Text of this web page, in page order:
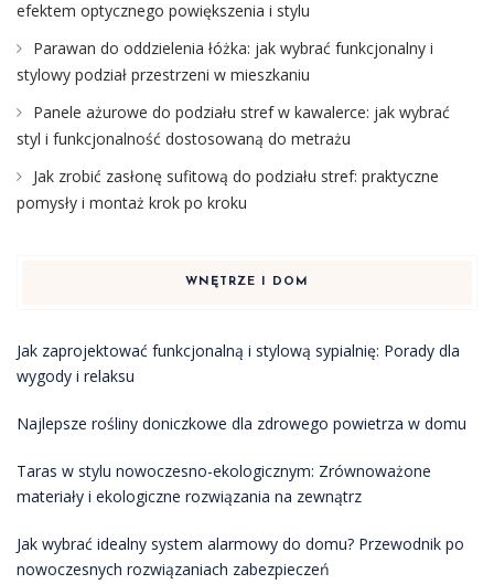
efektem optycznego powiększenia i stylu
Parawan do oddzielenia łóżka: jak wybrać funkcjonalny i
stylowy podział przestrzeni w mieszkaniu
Panele ażurowe do podziału stref w kawalerce: jak wybrać
styl i funkcjonalność dostosowaną do metrażu
Jak zrobić zasłonę sufitową do podziału stref: praktyczne
pomysły i montaż krok po kroku
WNĘTRZE I DOM
Jak zaprojektować funkcjonalną i stylową sypialnię: Porady dla
wygody i relaksu
Najlepsze rośliny doniczkowe dla zdrowego powietrza w domu
Taras w stylu nowoczesno-ekologicznym: Zrównoważone
materiały i ekologiczne rozwiązania na zewnątrz
Jak wybrać idealny system alarmowy do domu? Przewodnik po
nowoczesnych rozwiązaniach zabezpieczeń